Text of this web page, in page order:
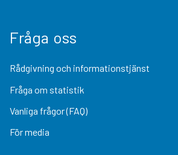
Fråga oss
Rådgivning och informationstjänst
Fråga om statistik
Vanliga frågor (FAQ)
För media